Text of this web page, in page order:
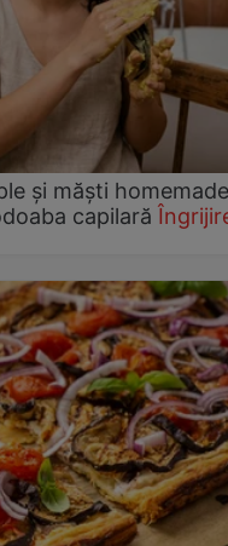
și măști homemade
capilară